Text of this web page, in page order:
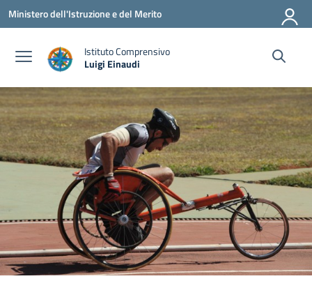
Vai ai contenuti
Vai al menu di navigazione
Vai al footer
Ministero dell'Istruzione e del Merito
Istituto Comprensivo
Luigi Einaudi
— Visita la pagina iniziale della scuola